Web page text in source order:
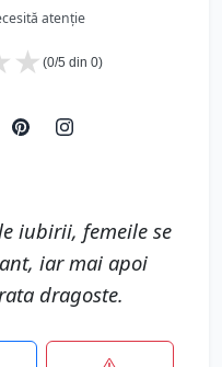
atenție
★ (0/5 din 0)
iubirii, femeile se
iar mai apoi
dragoste.